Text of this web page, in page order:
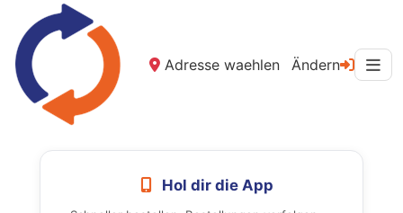
Adresse waehlen Ändern
Hol dir die App